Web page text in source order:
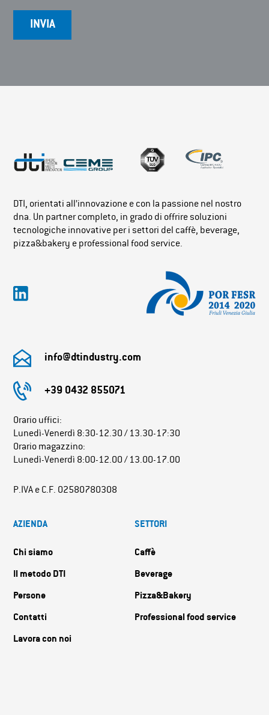
DTI, orientati all’innovazione e con la passione nel nostro
dna. Un partner completo, in grado di offrire soluzioni
tecnologiche innovative per i settori del caffè, beverage,
pizza&bakery e professional food service.
info@dtindustry.com
+39 0432 855071
Orario uffici:
Lunedì-Venerdì 8:30-12.30 / 13.30-17:30
Orario magazzino:
Lunedì-Venerdì 8:00-12.00 / 13.00-17.00
P.IVA e C.F. 02580780308
AZIENDA
Chi siamo
Il metodo DTI
Persone
Contatti
Lavora con noi
SETTORI
Caffè
Beverage
Pizza&Bakery
Professional food service